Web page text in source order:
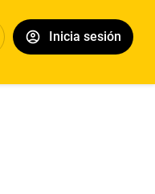
Inicia sesión